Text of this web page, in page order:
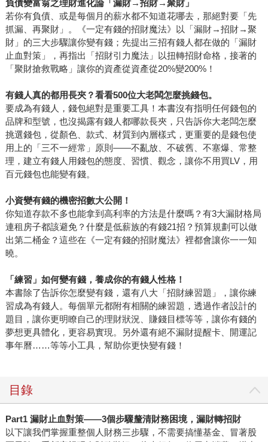
負債變富翁之理財進化論「漏財→招財→聚財」
若你有負債、或是每個月的薪水都不知道花哪去，那絕對要「先
抓漏、再聚財」。《一定有錢的招財魔法》以「漏財→招財→聚
財」的三大步驟讓你變有錢；先提出三招有錢人都在做的「漏財
止血對策」，再指出「招財引力魔法」以扭轉招財命格，接著的
「聚財搶救戰略」讓你的資產從資產從20%變200%！
有錢人真的都用長夾？看看500位大老闆怎麼挑錢包。
要成為有錢人，錢包絕對是重要工具！本書沒有指明任何錢包的
品牌和型號，也沒揭露有錢人都哪款長夾，只告訴你大老闆怎麼
挑選錢包，從顏色、款式、材質到內層樣式，更重要的是錢包使
用上的「三不一經常」原則——不亂放、不破舊、不塞爆、常整
理，建立有錢人用錢包的態度、習慣、觀念，讓你不用買LV，用
百元錢包也能變有錢。
小資變有錢的機密招數大公開！
你知道存款不多也能拿到高利率的方法是什麼嗎？有3大漏財格局
連租房子都該避免？什麼是低薪族的有錢21招？預算規劃可以做
出第二桶金？這些在《一定有錢的招財魔法》裡都會讓你一一知
曉。
「練習」如何變有錢，養成你的有錢人性格！
本書除了告訴你怎麼變有錢，還有八大「招財練習題」，讓你練
習成為有錢人。每個單元都附有相關的練習題，透過作者設計的
題目，讓你更明瞭自己的理財狀況、賺錢目標等等，讓你有錢的
夢想更具體化，更容易實現。另外還有絕不漏財提醒卡、開運記
事年曆……等等小工具，幫助你更快變有錢！
目錄
Part1 漏財止血對策——3個步驟釐清財務困境，漏財轉招財
以下讓我們掌握重整個人財務三步驟，不需要搞懂基金、冒著股